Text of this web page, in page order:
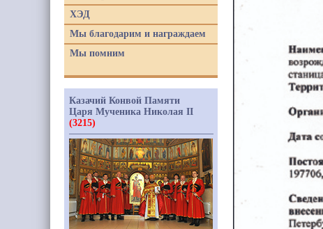
ХЭД
Мы благодарим и награждаем
Мы помним
Казачий Конвой Памяти
Царя Мученика Николая II
(3215)